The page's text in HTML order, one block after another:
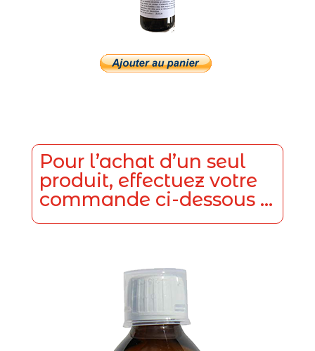
Pour l’achat d’un seul
produit, effectuez votre
commande ci-dessous …